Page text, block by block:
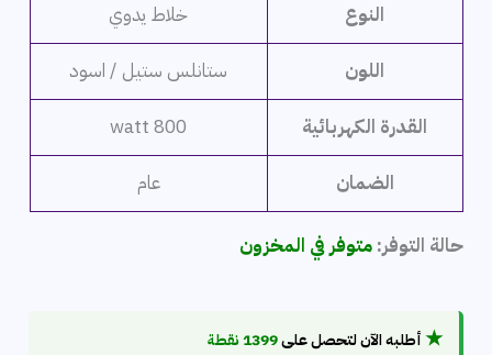
النوع خلاط يدوي
اللون ستانلس ستيل / اسود
القدرة الكهربائية 800 watt
الضمان عام
حالة التوفر: متوفر في المخزون
★أطلبه الآن لتحصل على1399 نقطة